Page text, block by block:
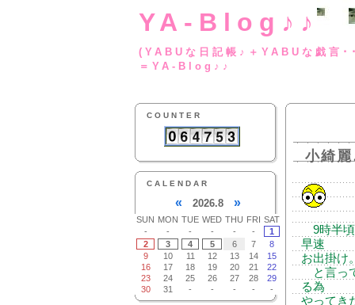
YA-Blog♪♪
(YABUな日記帳♪
＝YA-Blog♪♪
COUNTER
CALENDAR
« 2026.8 »
SUN MON TUE WED THU FRI SAT
-
- - - - -
1
2
3 4 5 6 7
8
9
10 11 12 13 14
15
16
17 18 19 20 21
22
23
24 25 26 27 28
29
30
31 - - - - -
小綺
9時半頃
早速
お出掛け
と言っ
る為
やってき